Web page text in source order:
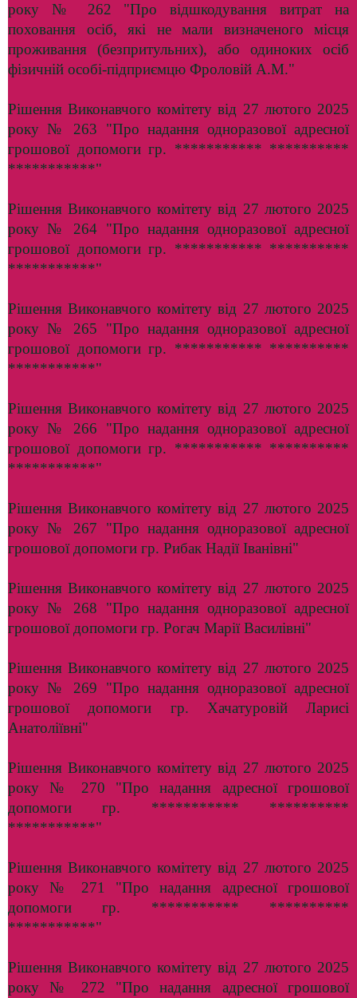
року № 262 "Про відшкодування витрат на
поховання осіб, які не мали визначеного місця
проживання (безпритульних), або одиноких осіб
фізичній особі-підприємцю Фроловій А.М."
Рішення Виконавчого комітету від 27 лютого 2025
року № 263 "Про надання одноразової адресної
грошової допомоги гр. *********** **********
***********"
Рішення Виконавчого комітету від 27 лютого 2025
року № 264 "Про надання одноразової адресної
грошової допомоги гр. *********** **********
***********"
Рішення Виконавчого комітету від 27 лютого 2025
року № 265 "Про надання одноразової адресної
грошової допомоги гр. *********** **********
***********"
Рішення Виконавчого комітету від 27 лютого 2025
року № 266 "Про надання одноразової адресної
грошової допомоги гр. *********** **********
***********"
Рішення Виконавчого комітету від 27 лютого 2025
року № 267 "Про надання одноразової адресної
грошової допомоги гр. Рибак Надії Іванівні"
Рішення Виконавчого комітету від 27 лютого 2025
року № 268 "Про надання одноразової адресної
грошової допомоги гр. Рогач Марії Василівні"
Рішення Виконавчого комітету від 27 лютого 2025
року № 269 "Про надання одноразової адресної
грошової допомоги гр. Хачатуровій Ларисі
Анатоліївні"
Рішення Виконавчого комітету від 27 лютого 2025
року № 270 "Про надання адресної грошової
допомоги гр. *********** **********
***********"
Рішення Виконавчого комітету від 27 лютого 2025
року № 271 "Про надання адресної грошової
допомоги гр. *********** **********
***********"
Рішення Виконавчого комітету від 27 лютого 2025
року № 272 "Про надання адресної грошової